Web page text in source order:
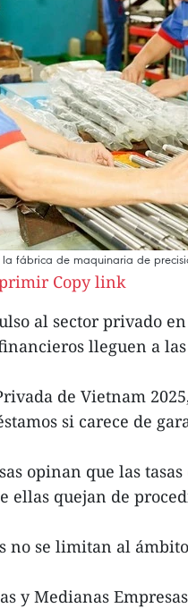
fábrica de maquinaria de
Copy link
al sector privado
lleguen a
de Vietnam
si carece de
opinan que las
ellas quejan de
no se limitan al
y Medianas